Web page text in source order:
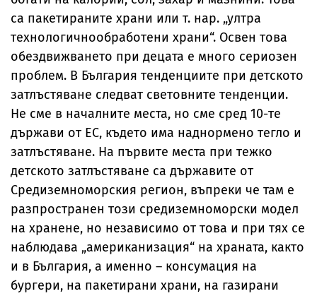
са пакетираните храни или т. нар. „ултра
технологичнообработени храни“. Освен това
обездвижването при децата е много сериозен
проблем. В България тенденциите при детското
затлъстяване следват световните тенденции.
Не сме в началните места, но сме сред 10-те
държави от ЕС, където има наднормено тегло и
затлъстяване. На първите места при тежко
детското затлъстяване са държавите от
Средиземноморския регион, въпреки че там е
разпространен този средиземноморски модел
на хранене, но независимо от това и при тях се
наблюдава „американизация“ на храната, както
и в България, а именно – консумация на
бургери, на пакетирани храни, на газирани